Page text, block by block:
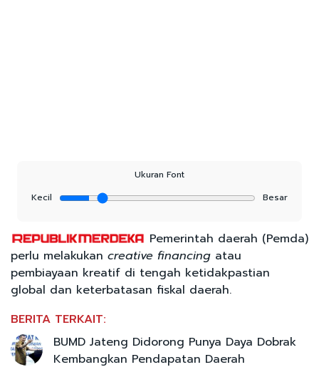
Ukuran Font
Kecil
Besar
Pemerintah daerah (Pemda)
perlu melakukan creative financing atau
pembiayaan kreatif di tengah ketidakpastian
global dan keterbatasan fiskal daerah.
BERITA TERKAIT:
BUMD Jateng Didorong Punya Daya Dobrak
Kembangkan Pendapatan Daerah